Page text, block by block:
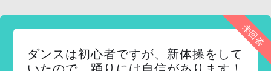
未回答
ダンスは初心者ですが、新体操をして